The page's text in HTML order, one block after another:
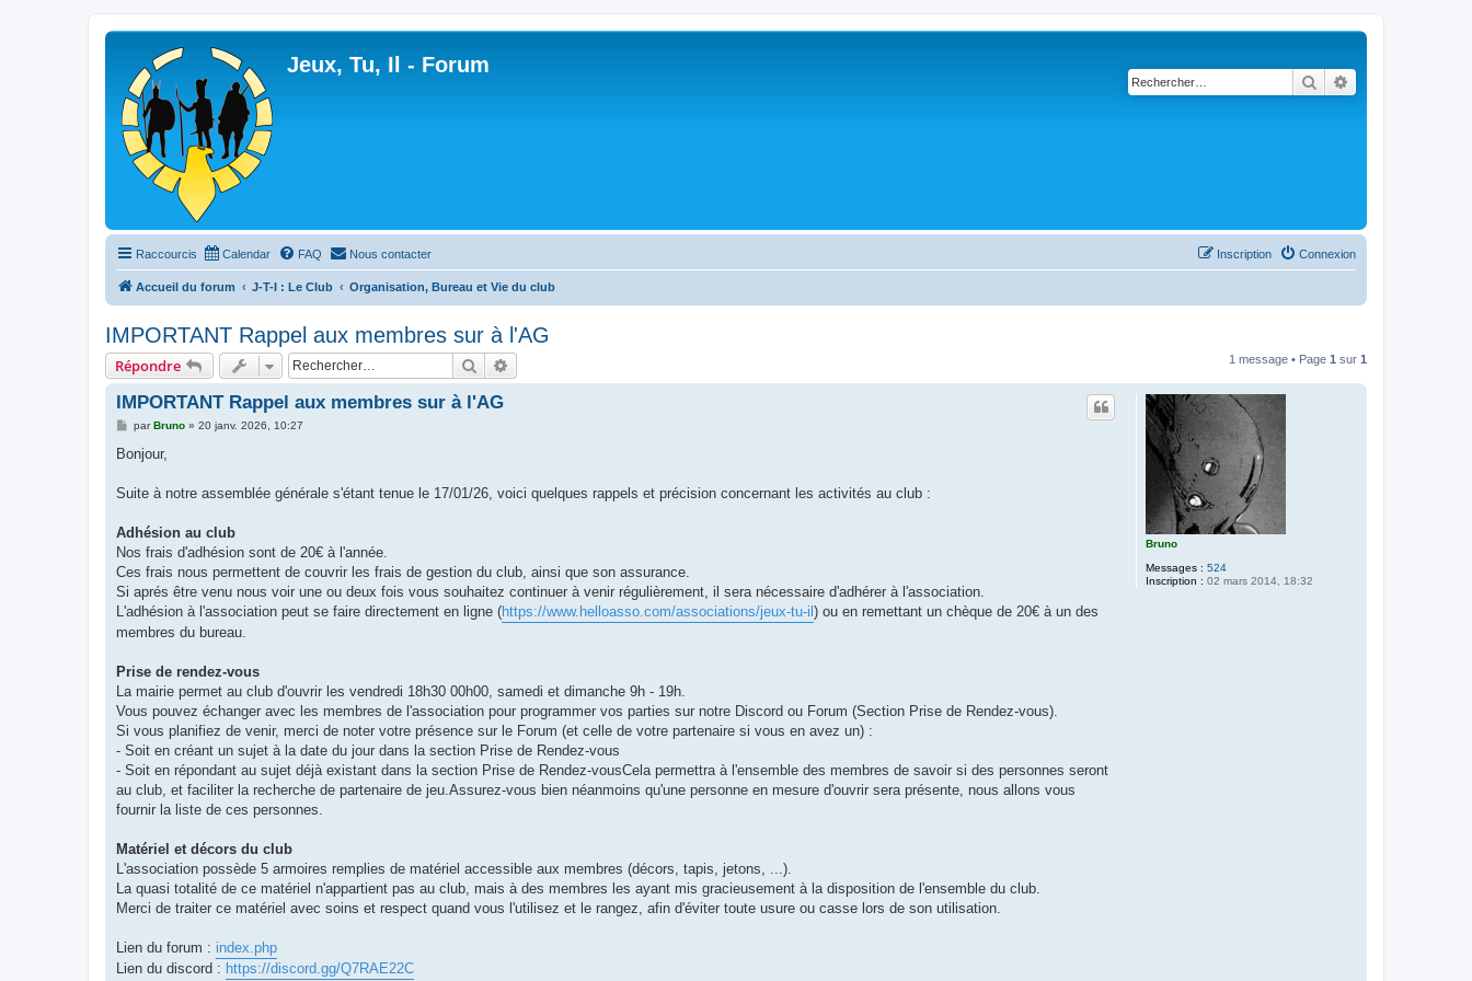
Jeux, Tu, Il - Forum
Rechercher
Raccourcis Calendar FAQ Nous contacter Connexion
Inscription
Accueil du forum J-T-I : Le Club Organisation, Bureau et Vie du club
IMPORTANT Rappel aux membres sur à l'AG
Répondre Rechercher 1 message • Page 1 sur 1
Bruno
Messages : 524
Inscription : 02 mars 2014, 18:32
IMPORTANT Rappel aux membres sur à l'AG
M
s
g
parBruno» 20 janv. 2026, 10:27
Bonjour,
Suite à notre assemblée générale s'étant tenue le 17/01/26, voici quelques rappels et précision concernant les activités au club :
Adhésion au club
Nos frais d'adhésion sont de 20€ à l'année.
Ces frais nous permettent de couvrir les frais de gestion du club, ainsi que son assurance.
Si aprés être venu nous voir une ou deux fois vous souhaitez continuer à venir régulièrement, il sera nécessaire d'adhérer à l'association.
L'adhésion à l'association peut se faire directement en ligne (https://www.helloasso.com/associations/jeux-tu-il ) ou en remettant un chèque de 20€ à un des
membres du bureau.
Prise de rendez-vous
La mairie permet au club d'ouvrir les vendredi 18h30 00h00, samedi et dimanche 9h - 19h.
Vous pouvez échanger avec les membres de l'association pour programmer vos parties sur notre Discord ou Forum (Section Prise de Rendez-vous).
Si vous planifiez de venir, merci de noter votre présence sur le Forum (et celle de votre partenaire si vous en avez un) :
- Soit en créant un sujet à la date du jour dans la section Prise de Rendez-vous
- Soit en répondant au sujet déjà existant dans la section Prise de Rendez-vousCela permettra à l'ensemble des membres de savoir si des personnes seront
au club, et faciliter la recherche de partenaire de jeu.Assurez-vous bien néanmoins qu'une personne en mesure d'ouvrir sera présente, nous allons vous
fournir la liste de ces personnes.
Matériel et décors du club
L'association possède 5 armoires remplies de matériel accessible aux membres (décors, tapis, jetons, ...).
La quasi totalité de ce matériel n'appartient pas au club, mais à des membres les ayant mis gracieusement à la disposition de l'ensemble du club.
Merci de traiter ce matériel avec soins et respect quand vous l'utilisez et le rangez, afin d'éviter toute usure ou casse lors de son utilisation.
Lien du forum : index.php
Lien du discord : https://discord.gg/Q7RAE22C